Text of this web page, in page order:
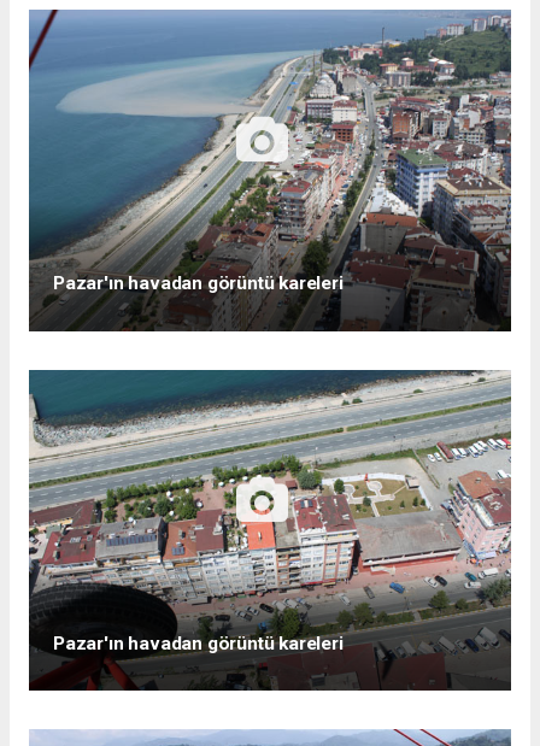
Pazar'ın havadan görüntü kareleri
Pazar'ın havadan görüntü kareleri